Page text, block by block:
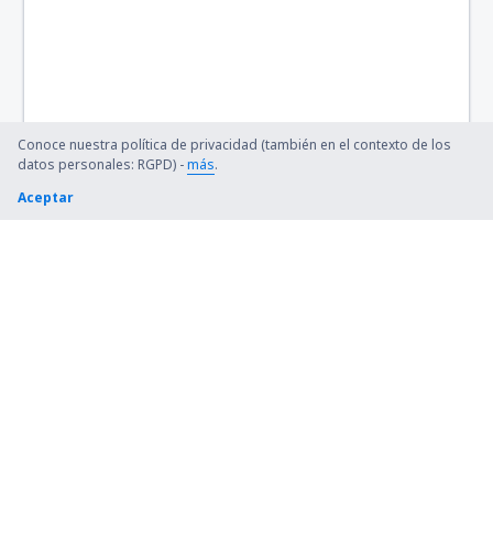
Conoce nuestra política de privacidad (también en el contexto de los
datos personales: RGPD) -más.
Aceptar